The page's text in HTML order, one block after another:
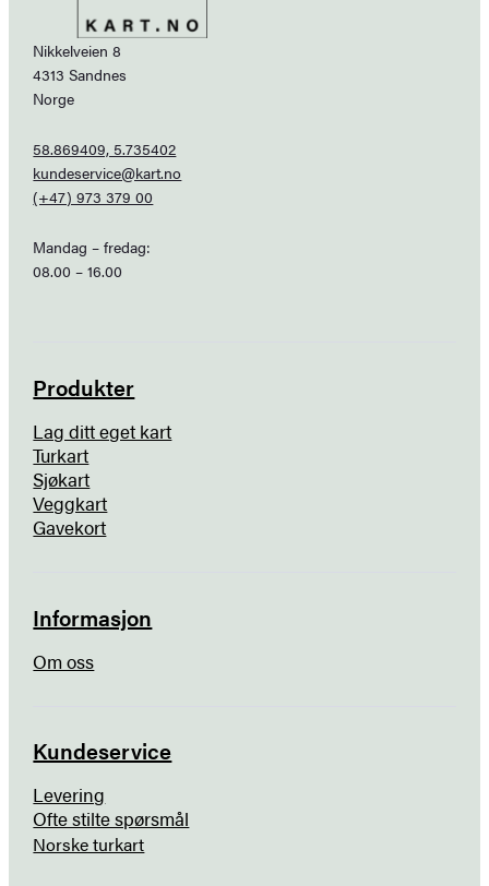
Nikkelveien 8
4313 Sandnes
Norge
58.869409, 5.735402
kundeservice@kart.no
(+47) 973 379 00
Mandag – fredag:
08.00 – 16.00
Produkter
Lag ditt eget kart
Turkart
Sjøkart
Veggkart
Gavekort
Informasjon
Om oss
Kundeservice
Levering
Ofte stilte spørsmål
Norske turkart